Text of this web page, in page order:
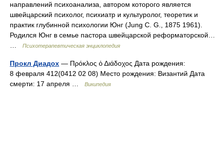
направлений психоанализа, автором которого является
швейцарский психолог, психиатр и культуролог, теоретик и
практик глубинной психологии Юнг (Jung С. G., 1875 1961).
Родился Юнг в семье пастора швейцарской реформаторской…
Психотерапевтическая энциклопедия
Прокл Диадох — Πρόκλος ὁ Διάδοχος Дата рождения:
8 февраля 412(0412 02 08) Место рождения: Византий Дата
смерти: 17 апреля …
Википедия